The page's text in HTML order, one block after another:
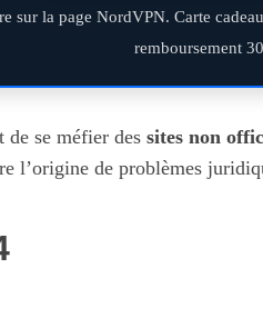
sur la page NordVPN. Carte
remboursement
de se méfier des sites non
l’origine de problèmes